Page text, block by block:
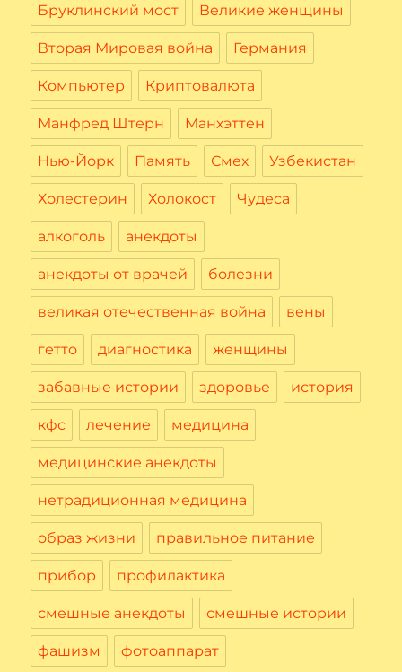
Бруклинский мост Великие женщины
Вторая Мировая война Германия
Компьютер Криптовалюта
Манфред Штерн Манхэттен
Нью-Йорк Память Смех Узбекистан
Холестерин Холокост Чудеса
алкоголь анекдоты
анекдоты от врачей болезни
великая отечественная война вены
гетто диагностика женщины
забавные истории здоровье история
кфс лечение медицина
медицинские анекдоты
нетрадиционная медицина
образ жизни правильное питание
прибор профилактика
смешные анекдоты смешные истории
фашизм фотоаппарат